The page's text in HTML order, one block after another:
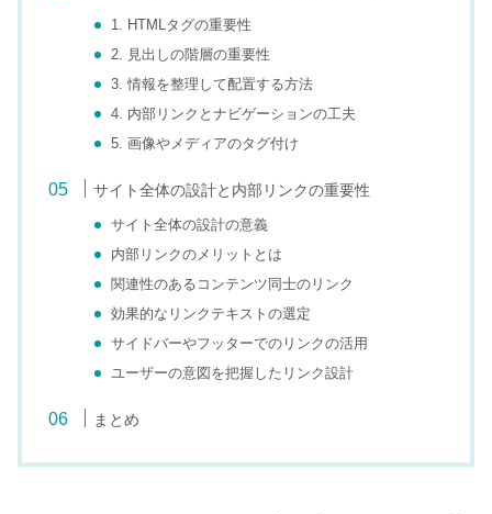
1. HTMLタグの重要性
2. 見出しの階層の重要性
3. 情報を整理して配置する方法
4. 内部リンクとナビゲーションの工夫
5. 画像やメディアのタグ付け
サイト全体の設計と内部リンクの重要性
サイト全体の設計の意義
内部リンクのメリットとは
関連性のあるコンテンツ同士のリンク
効果的なリンクテキストの選定
サイドバーやフッターでのリンクの活用
ユーザーの意図を把握したリンク設計
まとめ